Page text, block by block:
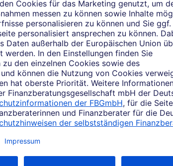
Kunden über
einsehen
WhoFinance abgegebene
bitte zunächst zu. Per Klick gelangen
speichern".